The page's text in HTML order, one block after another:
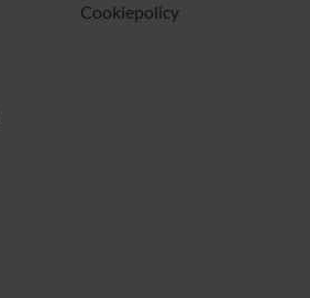
Cookiepolicy